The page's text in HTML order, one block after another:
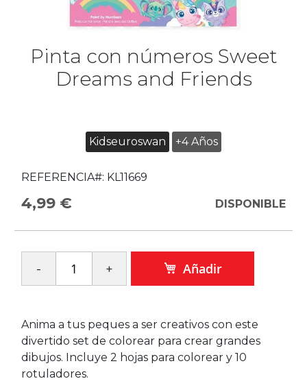
Pinta con números Sweet
Dreams and Friends
Kidseuroswan +4 Años
REFERENCIA#: KL11669
4,99 € DISPONIBLE
Añadir
Anima a tus peques a ser creativos con este
divertido set de colorear para crear grandes
dibujos. Incluye 2 hojas para colorear y 10
rotuladores.